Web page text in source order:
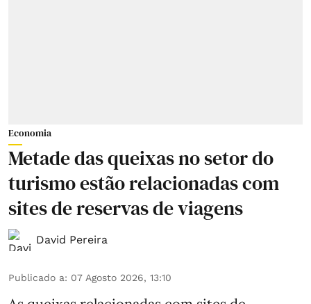
Economia
Metade das queixas no setor do
turismo estão relacionadas com
sites de reservas de viagens
David Pereira
Publicado a: 07 Agosto 2026, 13:10